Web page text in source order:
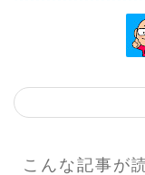
こんな記事が